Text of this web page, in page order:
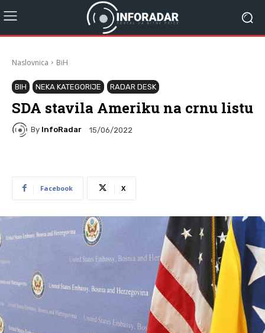
Naslovnica BiH
BIH NEKA KATEGORIJE RADAR DESK
SDA stavila Ameriku na crnu listu
By InfoRadar 15/06/2022
Facebook X